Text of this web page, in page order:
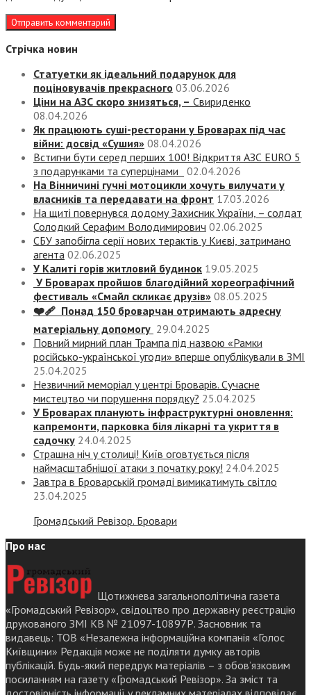
Стрічка новин
Статуетки як ідеальний подарунок для
поціновувачів прекрасного 03.06.2026
Ціни на АЗС скоро знизяться, – Свириденко
08.04.2026
Як працюють суші-ресторани у Броварах під час
війни: досвід «Сушия» 08.04.2026
Встигни бути серед перших 100! Відкриття АЗС EURO 5
з подарунками та суперцінами
02.04.2026
На Вінничині гучні мотоцикли хочуть вилучати у
власників та передавати на фронт 17.03.2026
На щиті повернувся додому Захисник України, – солдат
Солодкий Серафим Володимирович 02.06.2025
СБУ запобігла серії нових терактів у Києві, затримано
агента 02.06.2025
У Калиті горів житловий будинок 19.05.2025
У Броварах пройшов благодійний хореографічний
фестиваль «Смайл скликає друзів» 08.05.2025
❤️‍🩹 Понад 150 броварчан отримають адресну
матеріальну допомогу 29.04.2025
Повний мирний план Трампа під назвою «‎Рамки
російсько-української угоди» вперше опублікували в ЗМІ
25.04.2025
Незвичний меморіал у центрі Броварів. Сучасне
мистецтво чи порушення порядку? 25.04.2025
У Броварах планують інфраструктурні оновлення:
капремонти, парковка біля лікарні та укриття в
садочку 24.04.2025
Страшна ніч у столиці! Київ оговтується після
наймасштабнішої атаки з початку року! 24.04.2025
Завтра в Броварській громаді вимикатимуть світло
23.04.2025
Громадський Ревізор. Бровари
Про нас
Щотижнева загальнополітична газета
«Громадський Ревізор», свідоцтво про державну реєстрацію
друкованого ЗМІ КВ № 21097-10897Р. Засновник та
видавець: ТОВ «Незалежна інформаційна компанія «Голос
Київщини» Редакція може не поділяти думку авторів
публікацій. Будь-який передрук матеріалів – з обов’язковим
посиланням на газету «Громадський Ревізор». За зміст та